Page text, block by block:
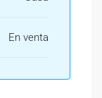
En venta